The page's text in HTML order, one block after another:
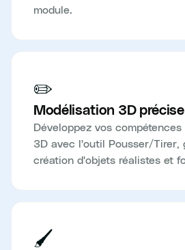
module.
✏️
Modélisation 3D précise
Développez vos
3D avec l'outil Pousser/Tirer,
création d'objets réalistes et
🖌️